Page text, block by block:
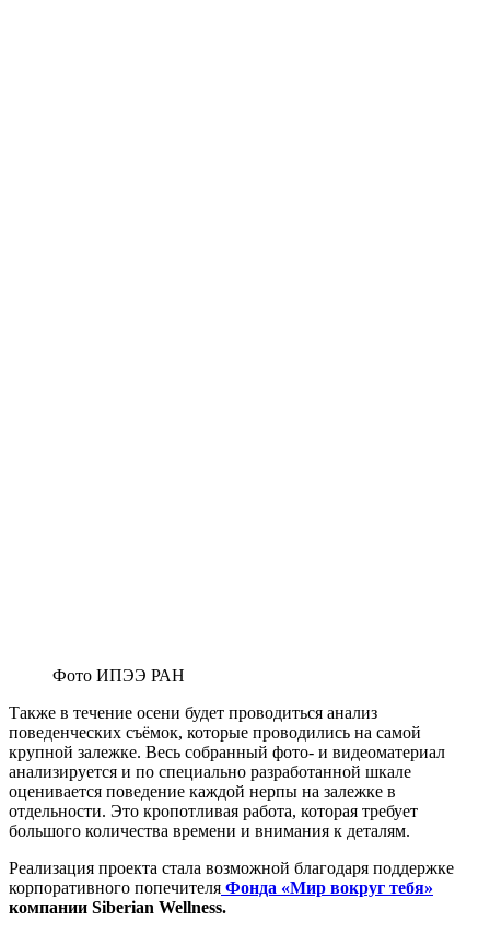
Фото ИПЭЭ РАН
Также в течение осени будет проводиться анализ
поведенческих съёмок, которые проводились на самой
крупной залежке. Весь собранный фото- и видеоматериал
анализируется и по специально разработанной шкале
оценивается поведение каждой нерпы на залежке в
отдельности. Это кропотливая работа, которая требует
большого количества времени и внимания к деталям.
Реализация проекта стала возможной благодаря поддержке
корпоративного попечителя Фонда «Мир вокруг тебя»
компании Siberian Wellness.